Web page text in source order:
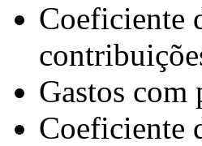
Coeficiente
Gastos com
Coeficiente